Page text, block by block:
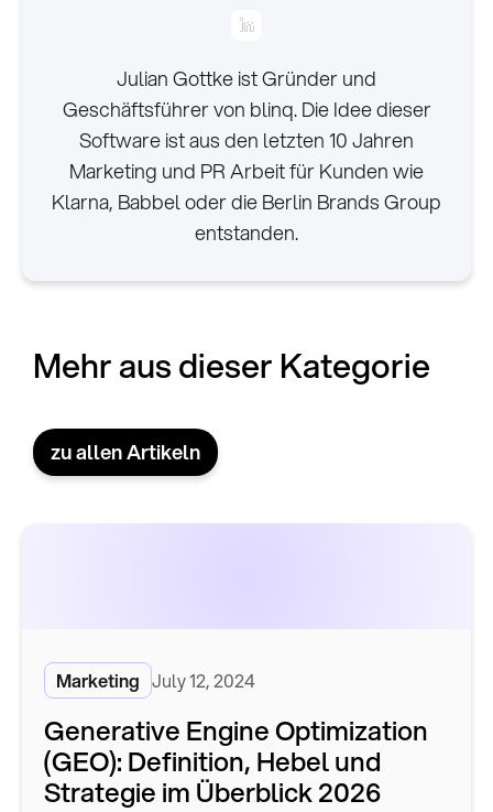
Julian Gottke ist Gründer und
Geschäftsführer von blinq. Die Idee dieser
Software ist aus den letzten 10 Jahren
Marketing und PR Arbeit für Kunden wie
Klarna, Babbel oder die Berlin Brands Group
entstanden.
Mehr aus dieser Kategorie
zu allen Artikeln
Marketing July 12, 2024
Generative Engine Optimization
(GEO): Definition, Hebel und
Strategie im Überblick 2026